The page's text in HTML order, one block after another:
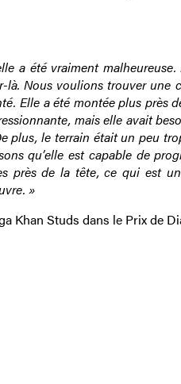
a été vraiment
là. Nous voulions trouver
Elle a été montée plus
mais elle avait
plus, le terrain était un peu
qu’elle est capable de
près de la tête, ce qui est
»
Khan Studs dans le Prix de